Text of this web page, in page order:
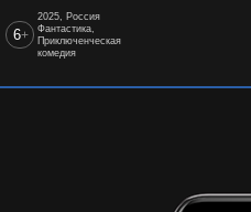
6+
2025, Россия
Фантастика,
Приключенческая
комедия